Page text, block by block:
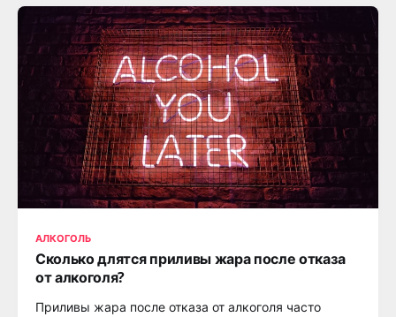
АЛКОГОЛЬ
Сколько длятся приливы жара после отказа
от алкоголя?
Приливы жара после отказа от алкоголя часто